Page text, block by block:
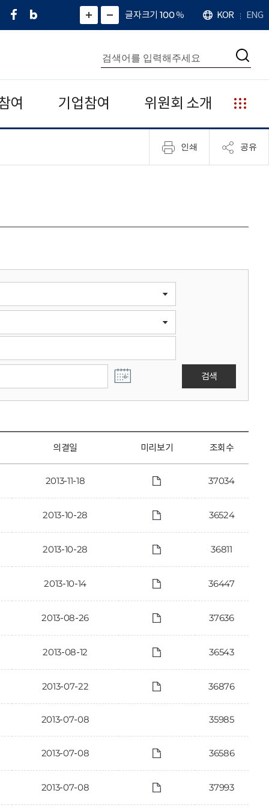
페
네
그
)
화
면
면
소
확
대
치
글자크기 100%
언
어
KOR ENG
통
합
검
색
검
여 기업참여 위원회 소개
누
리
집
안
인쇄 공유
검색
의결일 미리보기 조회수
2013-11-18 37034
2013-10-28 36524
2013-10-28 36811
2013-10-14 36447
2013-08-26 37636
2013-08-12 36543
2013-07-22 36876
2013-07-08 35985
2013-07-08 36586
2013-07-08 37993